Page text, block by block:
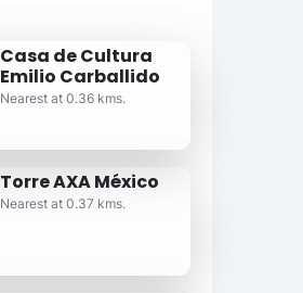
Casa de Cultura
Emilio Carballido
Nearest at 0.36 kms.
Torre AXA México
Nearest at 0.37 kms.